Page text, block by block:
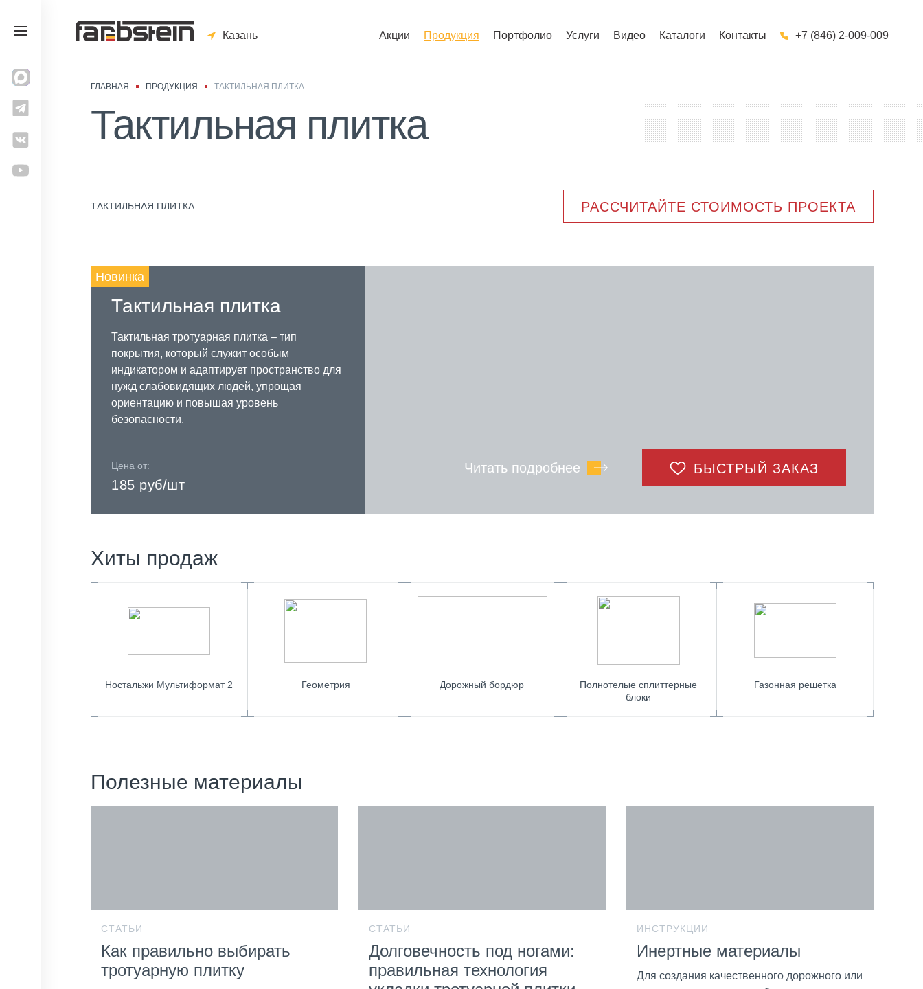
Казань Акции Продукция Портфолио Услуги Видео Каталоги Контакты +7 (846) 2-009-009
ГЛАВНАЯ ПРОДУКЦИЯ ТАКТИЛЬНАЯ ПЛИТКА
Тактильная плитка
ТАКТИЛЬНАЯ ПЛИТКА РАССЧИТАЙТЕ СТОИМОСТЬ ПРОЕКТА
Новинка
Тактильная плитка
Тактильная тротуарная плитка – тип
покрытия, который служит особым
индикатором и адаптирует пространство для
нужд слабовидящих людей, упрощая
ориентацию и повышая уровень
безопасности.
Цена от:
185 руб/шт
Читать подробнее БЫСТРЫЙ ЗАКАЗ
Хиты продаж
Ностальжи Мультиформат 2 Геометрия Дорожный бордюр
Полнотелые сплиттерные
блоки
Газонная решетка
Полезные материалы
СТАТЬИ
Как правильно выбирать
тротуарную плитку
СТАТЬИ
Долговечность под ногами:
правильная технология
ИНСТРУКЦИИ
Инертные материалы
Для создания качественного дорожного или